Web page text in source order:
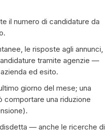
il numero di candidature da
le risposte agli annunci,
tramite agenzie —
ed esito.
giorno del mese; una
comportare una riduzione
— anche le ricerche di